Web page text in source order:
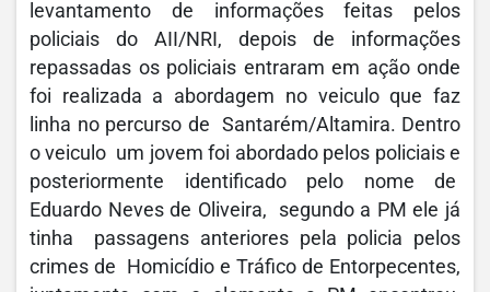
levantamento de informações feitas pelos
policiais do AII/NRI, depois de informações
repassadas os policiais entraram em ação onde
foi realizada a abordagem no veiculo que faz
linha no percurso de Santarém/Altamira. Dentro
o veiculo um jovem foi abordado pelos policiais e
posteriormente identificado pelo nome de
Eduardo Neves de Oliveira, segundo a PM ele já
tinha passagens anteriores pela policia pelos
crimes de Homicídio e Tráfico de Entorpecentes,